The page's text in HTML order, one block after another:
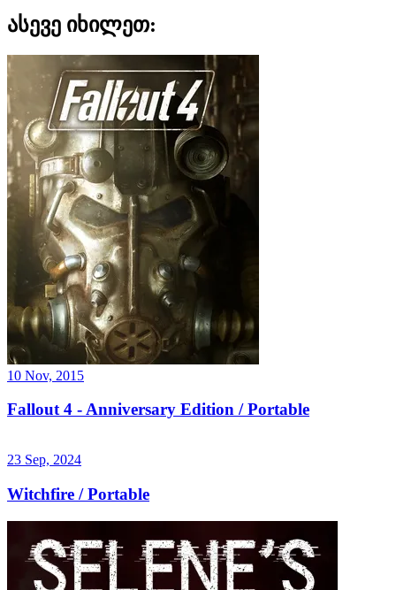
ასევე იხილეთ:
10 Nov, 2015
Fallout 4 - Anniversary Edition / Portable
23 Sep, 2024
Witchfire / Portable